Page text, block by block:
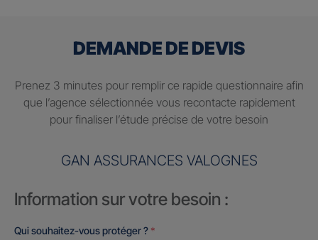
DEMANDE DE DEVIS
Prenez 3 minutes pour remplir ce rapide questionnaire afin
que l’agence sélectionnée vous recontacte rapidement
pour finaliser l’étude précise de votre besoin
GAN ASSURANCES VALOGNES
Information sur votre besoin :
Qui souhaitez-vous protéger ? *